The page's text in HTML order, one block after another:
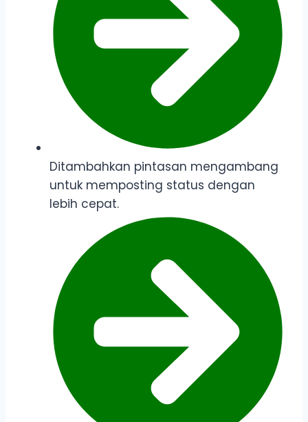
Ditambahkan pintasan mengambang
untuk memposting status dengan
lebih cepat.